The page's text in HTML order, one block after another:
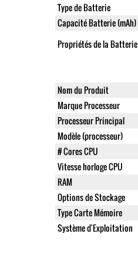
Type de Batterie
Capacité Batterie (mAh)
Propriétés de la Batterie
Nom du Produit
Marque Processeur
Processeur Principal
Modèle (processeur)
# Cores CPU
Vitesse horloge CPU
RAM
Options de Stockage
Type Carte Mémoire
Système d'Exploitation